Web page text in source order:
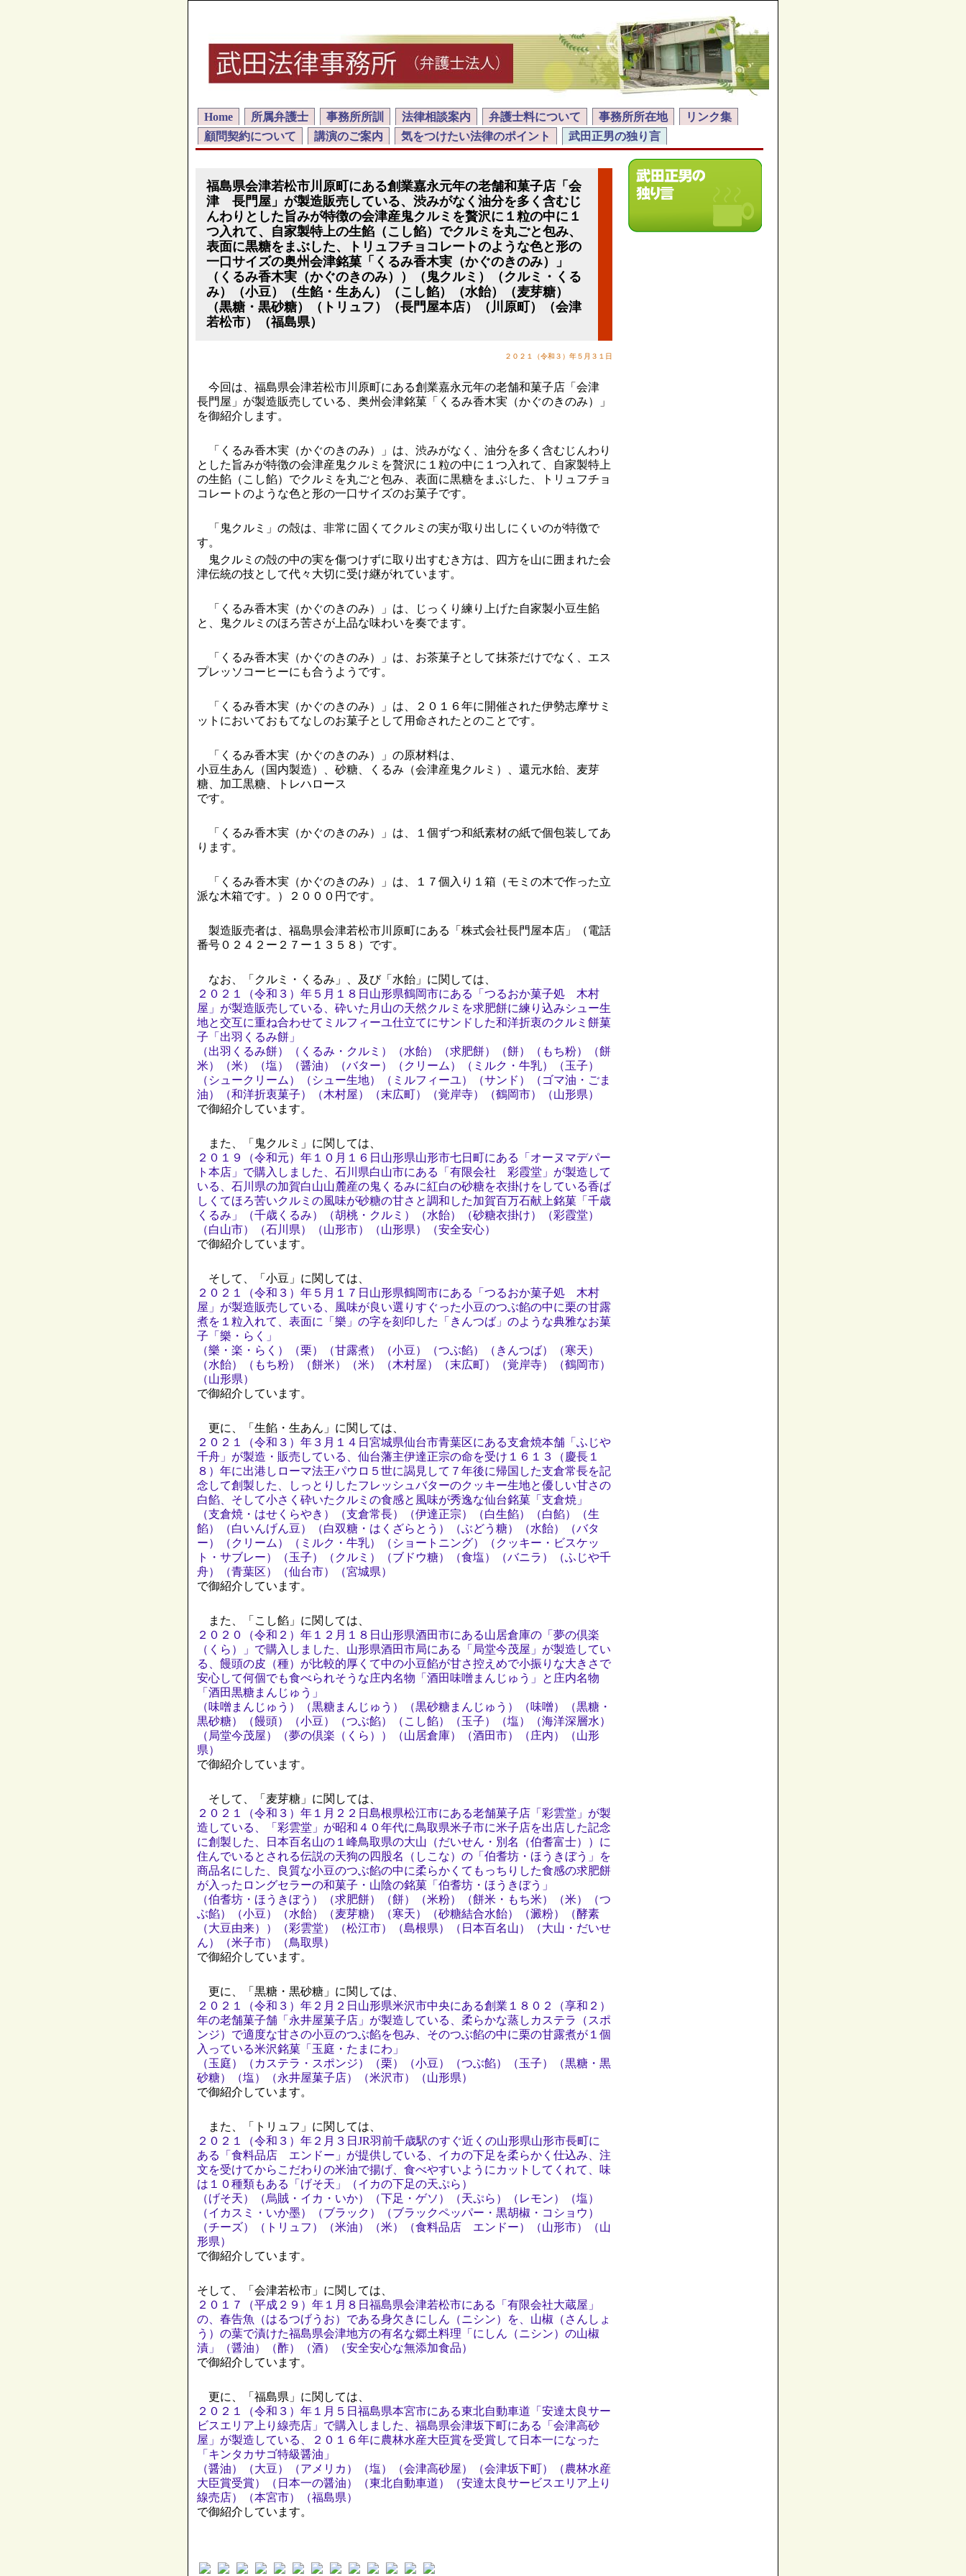
Home 所属弁護士 事務所所訓 法律相談案内 弁護士料について 事務所所在地
リンク集
顧問契約について
講演のご案内 気をつけたい法律のポイント 武田正男の独り言
福島県会津若松市川原町にある創業嘉永元年の老舗和菓子店「会
津 長門屋」が製造販売している、渋みがなく油分を多く含むじ
んわりとした旨みが特徴の会津産鬼クルミを贅沢に１粒の中に１
つ入れて、自家製特上の生餡（こし餡）でクルミを丸ごと包み、
表面に黒糖をまぶした、トリュフチョコレートのような色と形の
一口サイズの奥州会津銘菓「くるみ香木実（かぐのきのみ）」
（くるみ香木実（かぐのきのみ））（鬼クルミ）（クルミ・くる
み）（小豆）（生餡・生あん）（こし餡）（水飴）（麦芽糖）
（黒糖・黒砂糖）（トリュフ）（長門屋本店）（川原町）（会津
若松市）（福島県）
２０２１（令和３）年５月３１日
今回は、福島県会津若松市川原町にある創業嘉永元年の老舗和菓子店「会津
長門屋」が製造販売している、奥州会津銘菓「くるみ香木実（かぐのきのみ）」
を御紹介します。
「くるみ香木実（かぐのきのみ）」は、渋みがなく、油分を多く含むじんわり
とした旨みが特徴の会津産鬼クルミを贅沢に１粒の中に１つ入れて、自家製特上
の生餡（こし餡）でクルミを丸ごと包み、表面に黒糖をまぶした、トリュフチョ
コレートのような色と形の一口サイズのお菓子です。
「鬼クルミ」の殻は、非常に固くてクルミの実が取り出しにくいのが特徴で
す。
鬼クルミの殻の中の実を傷つけずに取り出すむき方は、四方を山に囲まれた会
津伝統の技として代々大切に受け継がれています。
「くるみ香木実（かぐのきのみ）」は、じっくり練り上げた自家製小豆生餡
と、鬼クルミのほろ苦さが上品な味わいを奏でます。
「くるみ香木実（かぐのきのみ）」は、お茶菓子として抹茶だけでなく、エス
プレッソコーヒーにも合うようです。
「くるみ香木実（かぐのきのみ）」は、２０１６年に開催された伊勢志摩サミ
ットにおいておもてなしのお菓子として用命されたとのことです。
「くるみ香木実（かぐのきのみ）」の原材料は、
小豆生あん（国内製造）、砂糖、くるみ（会津産鬼クルミ）、還元水飴、麦芽
糖、加工黒糖、トレハロース
です。
「くるみ香木実（かぐのきのみ）」は、１個ずつ和紙素材の紙で個包装してあ
ります。
「くるみ香木実（かぐのきのみ）」は、１７個入り１箱（モミの木で作った立
派な木箱です。）２０００円です。
製造販売者は、福島県会津若松市川原町にある「株式会社長門屋本店」（電話
番号０２４２ー２７ー１３５８）です。
なお、「クルミ・くるみ」、及び「水飴」に関しては、
２０２１（令和３）年５月１８日山形県鶴岡市にある「つるおか菓子処 木村
屋」が製造販売している、砕いた月山の天然クルミを求肥餅に練り込みシュー生
地と交互に重ね合わせてミルフィーユ仕立てにサンドした和洋折衷のクルミ餅菓
子「出羽くるみ餅」
（出羽くるみ餅）（くるみ・クルミ）（水飴）（求肥餅）（餅）（もち粉）（餅
米）（米）（塩）（醤油）（バター）（クリーム）（ミルク・牛乳）（玉子）
（シュークリーム）（シュー生地）（ミルフィーユ）（サンド）（ゴマ油・ごま
油）（和洋折衷菓子）（木村屋）（末広町）（覚岸寺）（鶴岡市）（山形県）
で御紹介しています。
また、「鬼クルミ」に関しては、
２０１９（令和元）年１０月１６日山形県山形市七日町にある「オーヌマデパー
ト本店」で購入しました、石川県白山市にある「有限会社 彩霞堂」が製造して
いる、石川県の加賀白山山麓産の鬼くるみに紅白の砂糖を衣掛けをしている香ば
しくてほろ苦いクルミの風味が砂糖の甘さと調和した加賀百万石献上銘菓「千歳
くるみ」（千歳くるみ）（胡桃・クルミ）（水飴）（砂糖衣掛け）（彩霞堂）
（白山市）（石川県）（山形市）（山形県）（安全安心）
で御紹介しています。
そして、「小豆」に関しては、
２０２１（令和３）年５月１７日山形県鶴岡市にある「つるおか菓子処 木村
屋」が製造販売している、風味が良い選りすぐった小豆のつぶ餡の中に栗の甘露
煮を１粒入れて、表面に「樂」の字を刻印した「きんつば」のような典雅なお菓
子「樂・らく」
（樂・楽・らく）（栗）（甘露煮）（小豆）（つぶ餡）（きんつば）（寒天）
（水飴）（もち粉）（餅米）（米）（木村屋）（末広町）（覚岸寺）（鶴岡市）
（山形県）
で御紹介しています。
更に、「生餡・生あん」に関しては、
２０２１（令和３）年３月１４日宮城県仙台市青葉区にある支倉焼本舗「ふじや
千舟」が製造・販売している、仙台藩主伊達正宗の命を受け１６１３（慶長１
８）年に出港しローマ法王パウロ５世に謁見して７年後に帰国した支倉常長を記
念して創製した、しっとりしたフレッシュバターのクッキー生地と優しい甘さの
白餡、そして小さく砕いたクルミの食感と風味が秀逸な仙台銘菓「支倉焼」
（支倉焼・はせくらやき）（支倉常長）（伊達正宗）（白生餡）（白餡）（生
餡）（白いんげん豆）（白双糖・はくざらとう）（ぶどう糖）（水飴）（バタ
ー）（クリーム）（ミルク・牛乳）（ショートニング）（クッキー・ビスケッ
ト・サブレー）（玉子）（クルミ）（ブドウ糖）（食塩）（バニラ）（ふじや千
舟）（青葉区）（仙台市）（宮城県）
で御紹介しています。
また、「こし餡」に関しては、
２０２０（令和２）年１２月１８日山形県酒田市にある山居倉庫の「夢の倶楽
（くら）」で購入しました、山形県酒田市局にある「局堂今茂屋」が製造してい
る、饅頭の皮（種）が比較的厚くて中の小豆餡が甘さ控えめで小振りな大きさで
安心して何個でも食べられそうな庄内名物「酒田味噌まんじゅう」と庄内名物
「酒田黒糖まんじゅう」
（味噌まんじゅう）（黒糖まんじゅう）（黒砂糖まんじゅう）（味噌）（黒糖・
黒砂糖）（饅頭）（小豆）（つぶ餡）（こし餡）（玉子）（塩）（海洋深層水）
（局堂今茂屋）（夢の倶楽（くら））（山居倉庫）（酒田市）（庄内）（山形
県）
で御紹介しています。
そして、「麦芽糖」に関しては、
２０２１（令和３）年１月２２日島根県松江市にある老舗菓子店「彩雲堂」が製
造している、「彩雲堂」が昭和４０年代に鳥取県米子市に米子店を出店した記念
に創製した、日本百名山の１峰鳥取県の大山（だいせん・別名（伯耆富士））に
住んでいるとされる伝説の天狗の四股名（しこな）の「伯耆坊・ほうきぼう」を
商品名にした、良質な小豆のつぶ餡の中に柔らかくてもっちりした食感の求肥餅
が入ったロングセラーの和菓子・山陰の銘菓「伯耆坊・ほうきぼう」
（伯耆坊・ほうきぼう）（求肥餅）（餅）（米粉）（餅米・もち米）（米）（つ
ぶ餡）（小豆）（水飴）（麦芽糖）（寒天）（砂糖結合水飴）（澱粉）（酵素
（大豆由来））（彩雲堂）（松江市）（島根県）（日本百名山）（大山・だいせ
ん）（米子市）（鳥取県）
で御紹介しています。
更に、「黒糖・黒砂糖」に関しては、
２０２１（令和３）年２月２日山形県米沢市中央にある創業１８０２（享和２）
年の老舗菓子舗「永井屋菓子店」が製造している、柔らかな蒸しカステラ（スポ
ンジ）で適度な甘さの小豆のつぶ餡を包み、そのつぶ餡の中に栗の甘露煮が１個
入っている米沢銘菓「玉庭・たまにわ」
（玉庭）（カステラ・スポンジ）（栗）（小豆）（つぶ餡）（玉子）（黒糖・黒
砂糖）（塩）（永井屋菓子店）（米沢市）（山形県）
で御紹介しています。
また、「トリュフ」に関しては、
２０２１（令和３）年２月３日JR羽前千歳駅のすぐ近くの山形県山形市長町に
ある「食料品店 エンドー」が提供している、イカの下足を柔らかく仕込み、注
文を受けてからこだわりの米油で揚げ、食べやすいようにカットしてくれて、味
は１０種類もある「げそ天」（イカの下足の天ぷら）
（げそ天）（烏賊・イカ・いか）（下足・ゲソ）（天ぷら）（レモン）（塩）
（イカスミ・いか墨）（ブラック）（ブラックペッパー・黒胡椒・コショウ）
（チーズ）（トリュフ）（米油）（米）（食料品店 エンドー）（山形市）（山
形県）
で御紹介しています。
そして、「会津若松市」に関しては、
２０１７（平成２９）年１月８日福島県会津若松市にある「有限会社大蔵屋」
の、春告魚（はるつげうお）である身欠きにしん（ニシン）を、山椒（さんしょ
う）の葉で漬けた福島県会津地方の有名な郷土料理「にしん（ニシン）の山椒
漬」（醤油）（酢）（酒）（安全安心な無添加食品）
で御紹介しています。
更に、「福島県」に関しては、
２０２１（令和３）年１月５日福島県本宮市にある東北自動車道「安達太良サー
ビスエリア上り線売店」で購入しました、福島県会津坂下町にある「会津高砂
屋」が製造している、２０１６年に農林水産大臣賞を受賞して日本一になった
「キンタカサゴ特級醤油」
（醤油）（大豆）（アメリカ）（塩）（会津高砂屋）（会津坂下町）（農林水産
大臣賞受賞）（日本一の醤油）（東北自動車道）（安達太良サービスエリア上り
線売店）（本宮市）（福島県）
で御紹介しています。